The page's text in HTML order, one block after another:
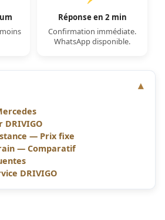
Réponse en 2 min
Confirmation immédiate.
WhatsApp disponible.
DRIVIGO
— Prix fixe
— Comparatif
DRIVIGO